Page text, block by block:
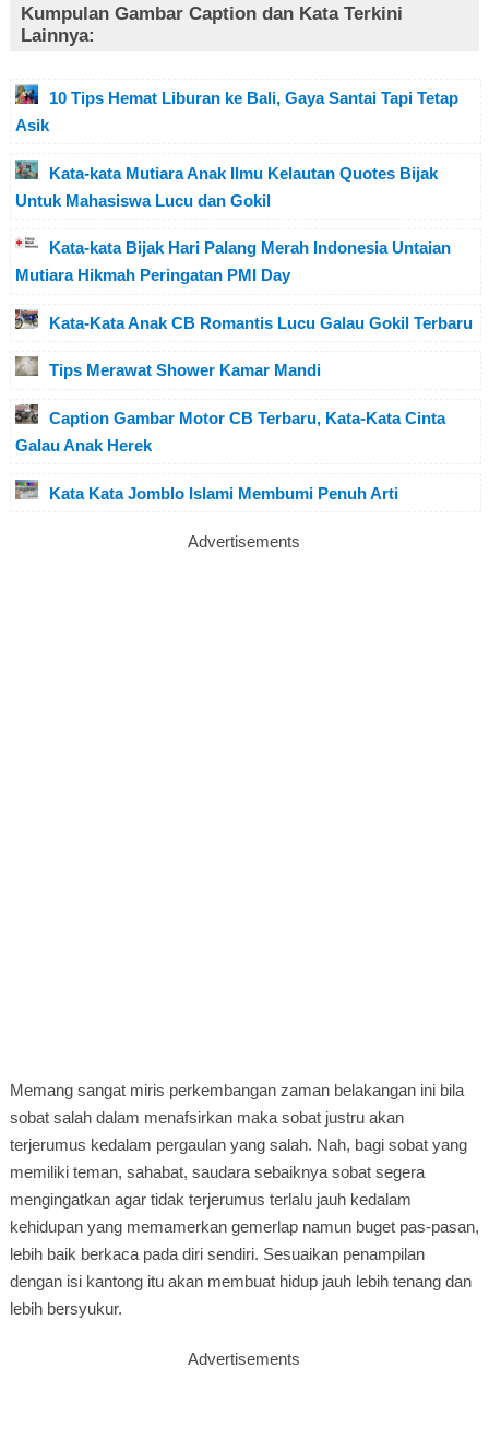
Kumpulan Gambar Caption dan Kata Terkini
Lainnya:
10 Tips Hemat Liburan ke Bali, Gaya Santai Tapi Tetap
Asik
Kata-kata Mutiara Anak Ilmu Kelautan Quotes Bijak
Untuk Mahasiswa Lucu dan Gokil
Kata-kata Bijak Hari Palang Merah Indonesia Untaian
Mutiara Hikmah Peringatan PMI Day
Kata-Kata Anak CB Romantis Lucu Galau Gokil Terbaru
Tips Merawat Shower Kamar Mandi
Caption Gambar Motor CB Terbaru, Kata-Kata Cinta
Galau Anak Herek
Kata Kata Jomblo Islami Membumi Penuh Arti
Advertisements
Memang sangat miris perkembangan zaman belakangan ini bila
sobat salah dalam menafsirkan maka sobat justru akan
terjerumus kedalam pergaulan yang salah. Nah, bagi sobat yang
memiliki teman, sahabat, saudara sebaiknya sobat segera
mengingatkan agar tidak terjerumus terlalu jauh kedalam
kehidupan yang memamerkan gemerlap namun buget pas-pasan,
lebih baik berkaca pada diri sendiri. Sesuaikan penampilan
dengan isi kantong itu akan membuat hidup jauh lebih tenang dan
lebih bersyukur.
Advertisements